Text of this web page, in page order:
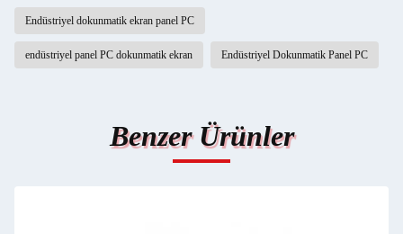
Endüstriyel dokunmatik ekran panel PC
endüstriyel panel PC dokunmatik ekran Endüstriyel Dokunmatik Panel PC
Benzer Ürünler